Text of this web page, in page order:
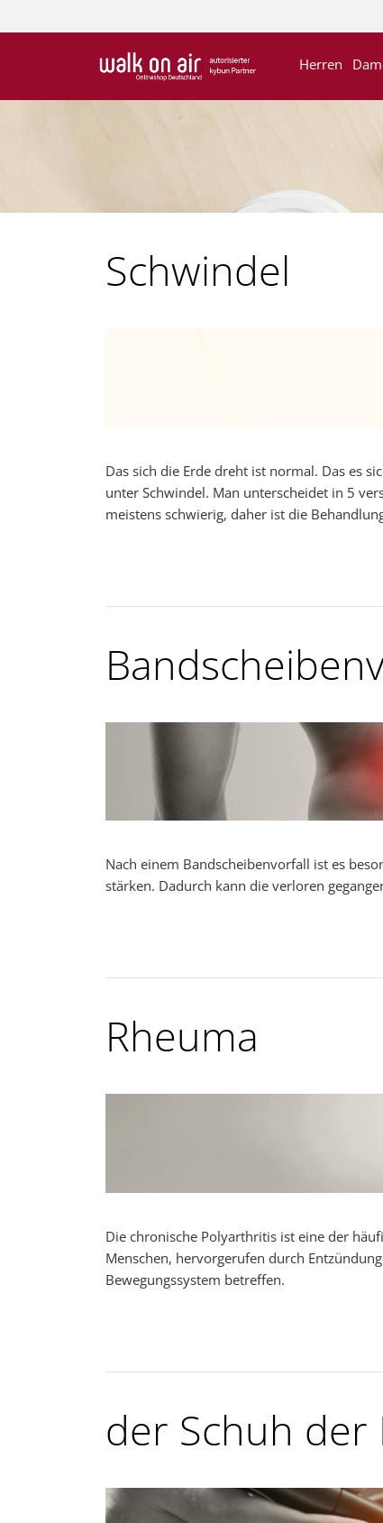
Herren
Schwindel
Das sich die Erde dreht ist normal. Das es
unter Schwindel. Man unterscheidet in 5
meistens schwierig, daher ist die
Nach einem Bandscheibenvorfall ist es
stärken. Dadurch kann die verloren
Rheuma
Die chronische Polyarthritis ist eine der
Menschen, hervorgerufen durch
Bewegungssystem betreffen.
der Schuh der